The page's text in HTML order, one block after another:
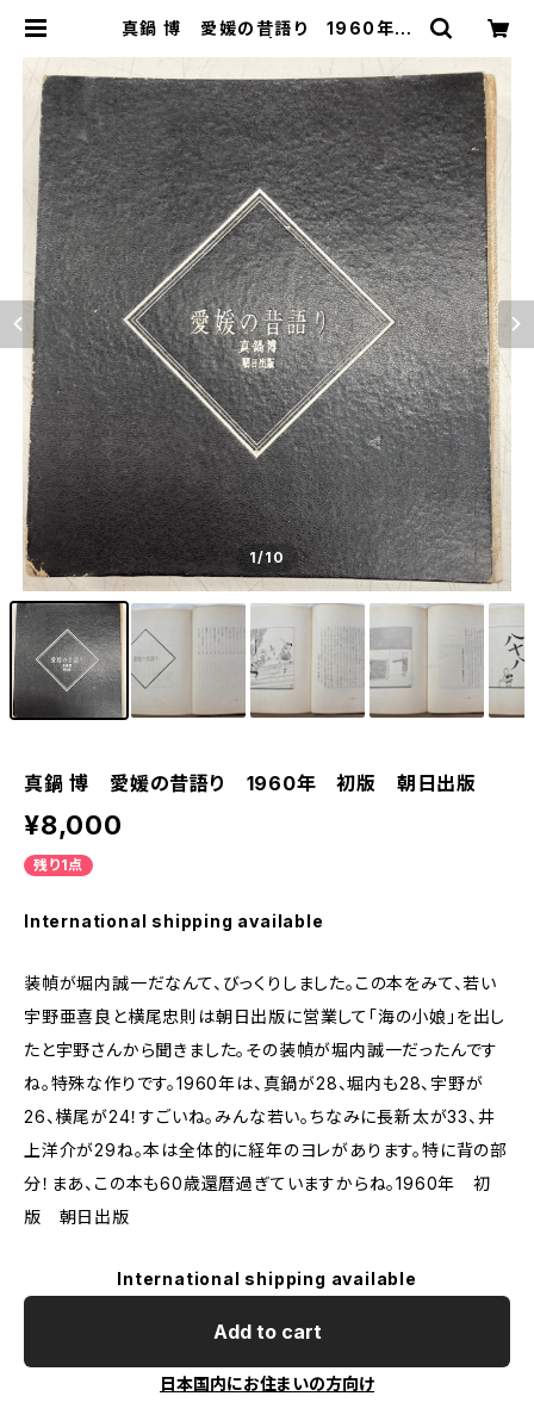
真鍋 博 愛媛の昔語り 1960年
1/10
真鍋 博 愛媛の昔語り 1960年 初版 朝日出版
¥8,000
残り1点
International shipping available
装幀が堀内誠一だなんて、びっくりしました。この本をみて、若い
宇野亜喜良と横尾忠則は朝日出版に営業して「海の小娘」を出し
たと宇野さんから聞きました。その装幀が堀内誠一だったんです
ね。特殊な作りです。1960年は、真鍋が28、堀内も28、宇野が
26、横尾が24！すごいね。みんな若い。ちなみに長新太が33、井
上洋介が29ね。本は全体的に経年のヨレがあります。特に背の部
分！まあ、この本も60歳還暦過ぎていますからね。1960年 初
版 朝日出版
International shipping available
Add to cart
日本国内にお住まいの方向け